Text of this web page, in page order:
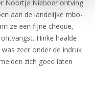
Noortje Nieboer ontving
aan de landelijke mbo-
ze een fijne cheque,
Hinke haalde
zeer onder de indruk
zich goed laten